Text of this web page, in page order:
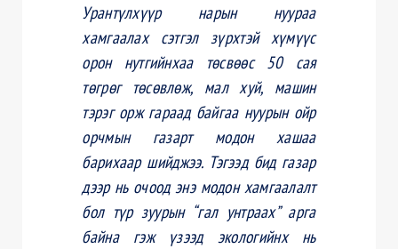
Урантүлхүүр нарын нуураа
хамгаалах сэтгэл зүрхтэй хүмүүс
орон нутгийнхаа төсвөөс 50 сая
төгрөг төсөвлөж, мал хуй, машин
тэрэг орж гараад байгаа нуурын ойр
орчмын газарт модон хашаа
барихаар шийджээ. Тэгээд бид газар
дээр нь очоод энэ модон хамгаалалт
бол түр зуурын “гал унтраах” арга
байна гэж үзээд экологийнх нь